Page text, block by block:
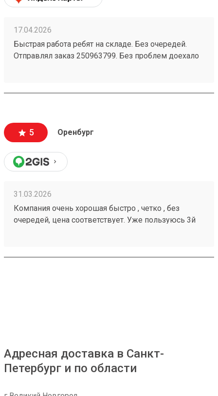
17.04.2026
Быстрая работа ребят на складе. Без очередей.
Отправлял заказ 250963799. Без проблем доехало
5 Оренбург
31.03.2026
Компания очень хорошая быстро , четко , без
очередей, цена соответствует. Уже пользуюсь 3й
Адресная доставка в Санкт-
Петербург и по области